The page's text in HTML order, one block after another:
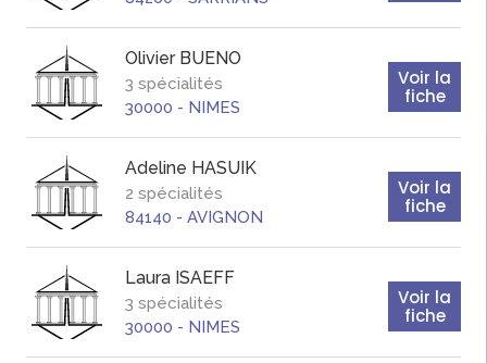
Olivier BUENO
3 spécialités
30000 - NIMES
Voir la
fiche
Adeline HASUIK
2 spécialités
84140 - AVIGNON
Voir la
fiche
Laura ISAEFF
3 spécialités
30000 - NIMES
Voir la
fiche